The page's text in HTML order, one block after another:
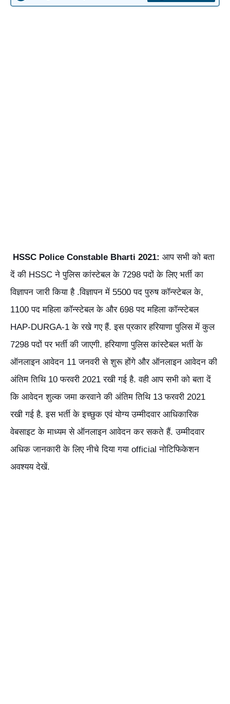
HSSC Police Constable Bharti 2021: आप सभी को बता
दें की HSSC ने पुलिस कांस्टेबल के 7298 पदों के लिए भर्ती का
विज्ञापन जारी किया है .विज्ञापन में 5500 पद पुरुष कॉन्स्टेबल के,
1100 पद महिला कॉन्स्टेबल के और 698 पद महिला कॉन्स्टेबल
HAP-DURGA-1 के रखे गए हैं. इस प्रकार हरियाणा पुलिस में कुल
7298 पदों पर भर्ती की जाएगी. हरियाणा पुलिस कांस्टेेबल भर्ती के
ऑनलाइन आवेदन 11 जनवरी से शुरू होंगे और ऑनलाइन आवेदन की
अंतिम तिथि 10 फरवरी 2021 रखी गई है. वही आप सभी को बता दें
कि आवेदन शुल्क जमा करवाने की अंतिम तिथि 13 फरवरी 2021
रखी गई है. इस भर्ती के इच्छुक एवं योग्य उम्मीदवार आधिकारिक
वेबसाइट के माध्यम से ऑनलाइन आवेदन कर सकते हैं. उम्मीदवार
अधिक जानकारी के लिए नीचे दिया गया official नोटिफिकेशन
अवश्यय देखें.